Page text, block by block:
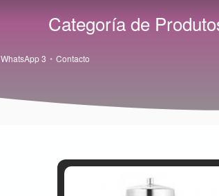
Categoría de
WhatsApp 3 Contacto